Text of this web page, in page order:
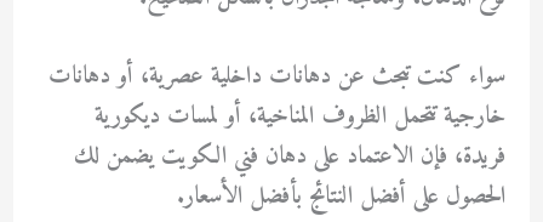
سواء كنت تبحث عن دهانات داخلية عصرية، أو دهانات
خارجية تتحمل الظروف المناخية، أو لمسات ديكورية
فريدة، فإن الاعتماد على دهان فني الكويت يضمن لك
الحصول على أفضل النتائج بأفضل الأسعار.